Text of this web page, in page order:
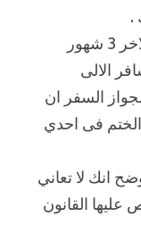
.
جلب جواز سفر ساري المفعول لاخر 3 شهور
الالى
السفر ان
فى احدي
انك لا تعاني
القانون